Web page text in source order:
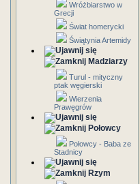
Wróżbiarstwo w
Grecji
Świat homerycki
Świątynia Artemidy
Madziarzy
Turul - mityczny
ptak węgierski
Wierzenia
Prawęgrów
Połowcy
Połowcy - Baba ze
Stadnicy
Rzym